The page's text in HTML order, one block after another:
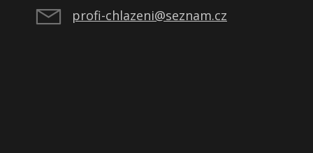
profi-chlazeni@seznam.cz